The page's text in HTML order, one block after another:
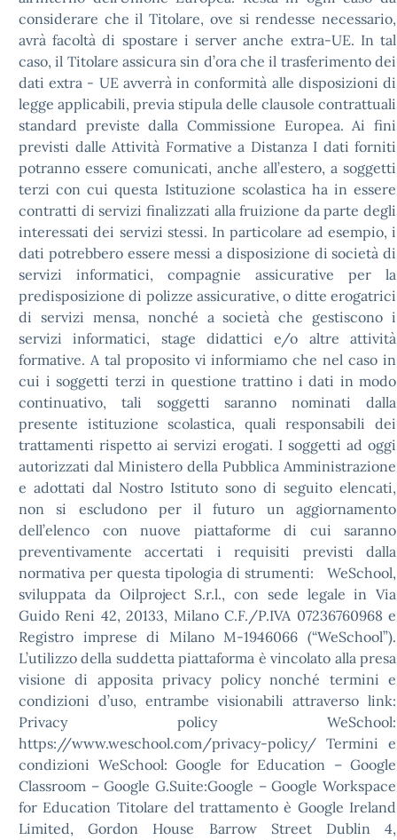
considerare che il Titolare, ove si rendesse necessario,
avrà facoltà di spostare i server anche extra-UE. In tal
caso, il Titolare assicura sin d’ora che il trasferimento dei
dati extra - UE avverrà in conformità alle disposizioni di
legge applicabili, previa stipula delle clausole contrattuali
standard previste dalla Commissione Europea. Ai fini
previsti dalle Attività Formative a Distanza I dati forniti
potranno essere comunicati, anche all’estero, a soggetti
terzi con cui questa Istituzione scolastica ha in essere
contratti di servizi finalizzati alla fruizione da parte degli
interessati dei servizi stessi. In particolare ad esempio, i
dati potrebbero essere messi a disposizione di società di
servizi informatici, compagnie assicurative per la
predisposizione di polizze assicurative, o ditte erogatrici
di servizi mensa, nonché a società che gestiscono i
servizi informatici, stage didattici e/o altre attività
formative. A tal proposito vi informiamo che nel caso in
cui i soggetti terzi in questione trattino i dati in modo
continuativo, tali soggetti saranno nominati dalla
presente istituzione scolastica, quali responsabili dei
trattamenti rispetto ai servizi erogati. I soggetti ad oggi
autorizzati dal Ministero della Pubblica Amministrazione
e adottati dal Nostro Istituto sono di seguito elencati,
non si escludono per il futuro un aggiornamento
dell’elenco con nuove piattaforme di cui saranno
preventivamente accertati i requisiti previsti dalla
normativa per questa tipologia di strumenti: WeSchool,
sviluppata da Oilproject S.r.l., con sede legale in Via
Guido Reni 42, 20133, Milano C.F./P.IVA 07236760968 e
Registro imprese di Milano M-1946066 (“WeSchool”).
L’utilizzo della suddetta piattaforma è vincolato alla presa
visione di apposita privacy policy nonché termini e
condizioni d’uso, entrambe visionabili attraverso link:
Privacy policy WeSchool:
https://www.weschool.com/privacy-policy/ Termini e
condizioni WeSchool: Google for Education – Google
Classroom – Google G.Suite:Google – Google Workspace
for Education Titolare del trattamento è Google Ireland
Limited, Gordon House Barrow Street Dublin 4,